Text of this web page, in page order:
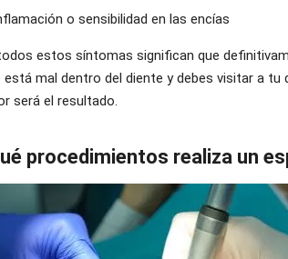
o sensibilidad en las encías
estos síntomas significan que
está mal dentro del diente y debes visitar a
será el resultado.
procedimientos realiza un